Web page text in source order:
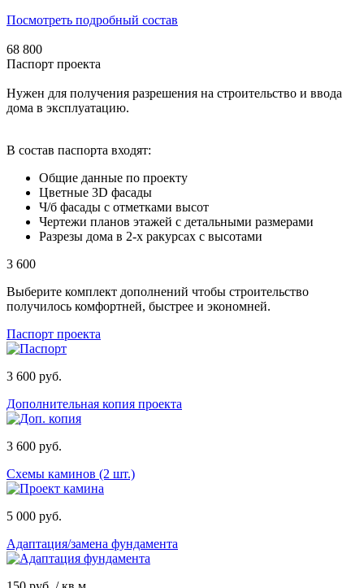
Посмотреть подробный состав
68 800
Паспорт проекта
Нужен для получения разрешения на строительство и ввода
дома в эксплуатацию.
В состав паспорта входят:
Общие данные по проекту
Цветные 3D фасады
Ч/б фасады с отметками высот
Чертежи планов этажей с детальными размерами
Разрезы дома в 2-х ракурсах с высотами
3 600
Выберите комплект дополнений чтобы строительство
получилось комфортней, быстрее и экономней.
Паспорт проекта
3 600 руб.
Дополнительная копия проекта
3 600 руб.
Схемы каминов (2 шт.)
5 000 руб.
Адаптация/замена фундамента